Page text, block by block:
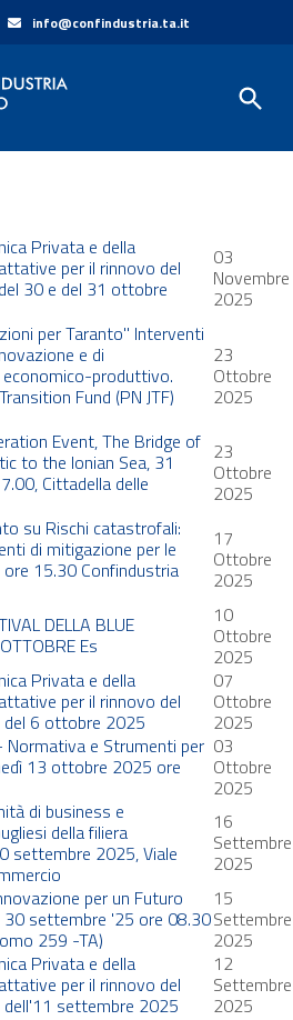
info@confindustria.ta.it
Privata e della
per il rinnovo del
30 e del 31 ottobre
03
Novembre
2025
per Taranto" Interventi
e di
produttivo.
Fund (PN JTF)
23
Ottobre
2025
Event, The Bridge of
to the Ionian Sea, 31
Cittadella delle
23
Ottobre
2025
su Rischi catastrofali:
di mitigazione per le
15.30 Confindustria
17
Ottobre
2025
DELLA BLUE
Es
10
Ottobre
2025
Privata e della
per il rinnovo del
del 6 ottobre 2025
07
Ottobre
2025
Normativa e Strumenti per
13 ottobre 2025 ore
03
Ottobre
2025
di business e
della filiera
settembre 2025, Viale
16
Settembre
2025
per un Futuro
30 settembre '25 ore 08.30
259 -TA)
15
Settembre
2025
Privata e della
per il rinnovo del
settembre 2025
12
Settembre
2025